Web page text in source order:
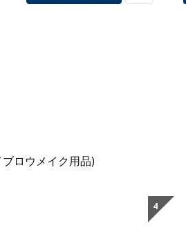
ロウメイク用品)
4